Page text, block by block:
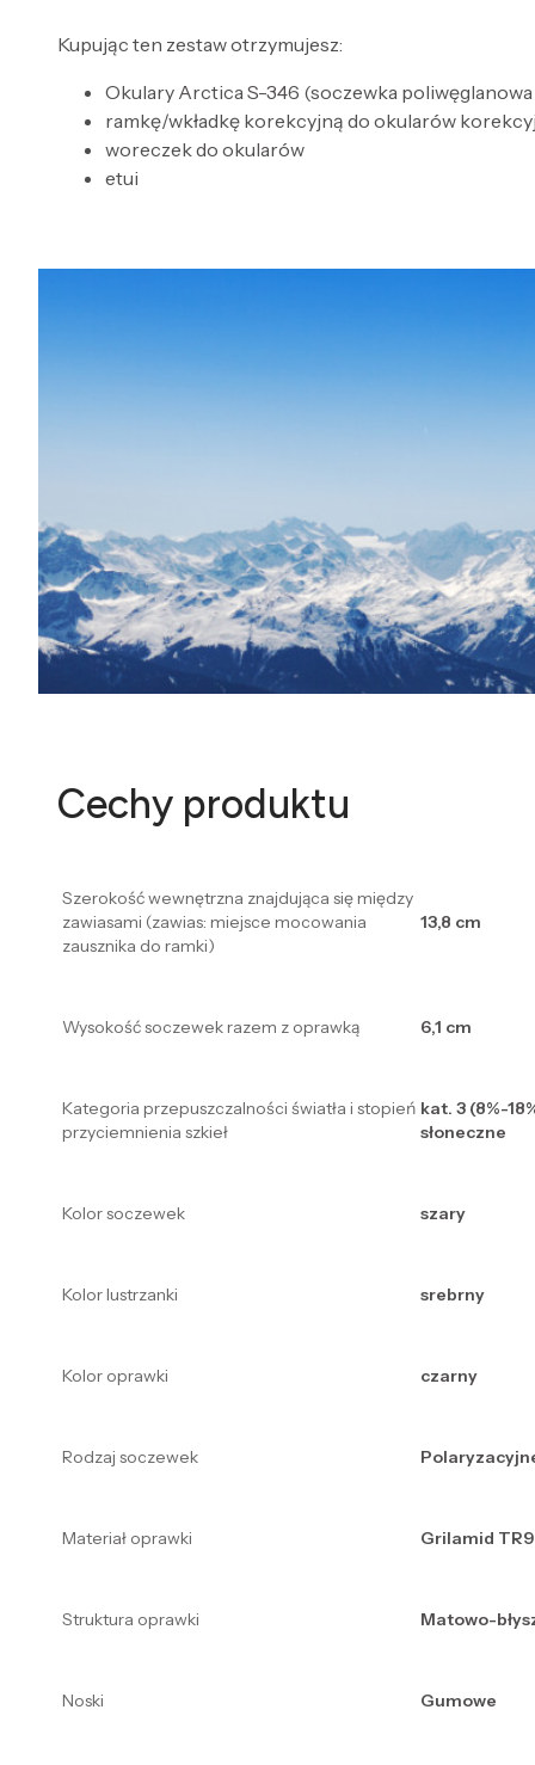
Kupując ten zestaw otrzymujesz:
Okulary Arctica S-346 (soczewka poliwęglanowa
ramkę/wkładkę korekcyjną do okularów
woreczek do okularów
etui
Cechy produktu
Szerokość wewnętrzna znajdująca się między
zawiasami (zawias: miejsce mocowania
zausznika do ramki)
13,8 cm
Wysokość soczewek razem z oprawką 6,1 cm
Kategoria przepuszczalności światła i stopień
przyciemnienia szkieł
kat. 3 (8%-
słoneczne
Kolor soczewek szary
Kolor lustrzanki srebrny
Kolor oprawki czarny
Rodzaj soczewek
Materiał oprawki Grilamid
Struktura oprawki Matowo-
Noski Gumowe